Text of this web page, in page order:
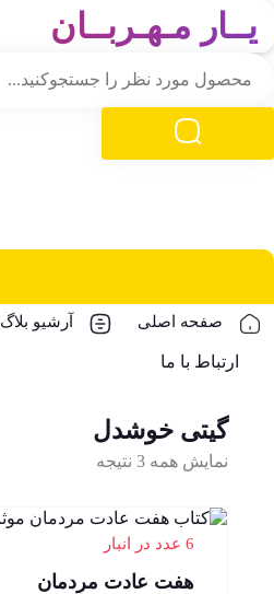
یــار مـهـربــان
صفحه اصلی آرشیو بلاگ
ارتباط با ما
گیتی خوشدل
نمایش همه 3 نتیجه
6 عدد در انبار
هفت عادت مردمان